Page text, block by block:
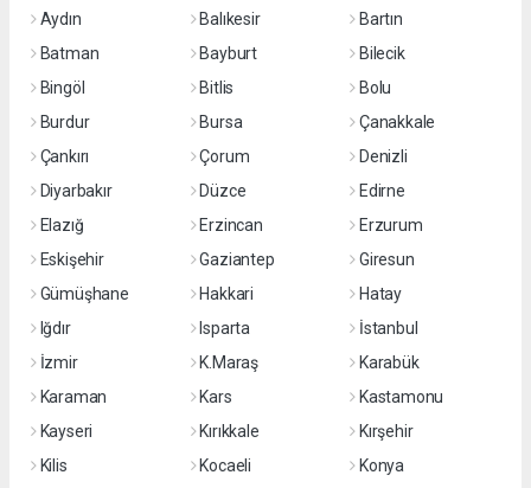
Aydın
Balıkesir
Bartın
Batman
Bayburt
Bilecik
Bingöl
Bitlis
Bolu
Burdur
Bursa
Çanakkale
Çankırı
Çorum
Denizli
Diyarbakır
Düzce
Edirne
Elazığ
Erzincan
Erzurum
Eskişehir
Gaziantep
Giresun
Gümüşhane
Hakkari
Hatay
Iğdır
Isparta
İstanbul
İzmir
K.Maraş
Karabük
Karaman
Kars
Kastamonu
Kayseri
Kırıkkale
Kırşehir
Kilis
Kocaeli
Konya